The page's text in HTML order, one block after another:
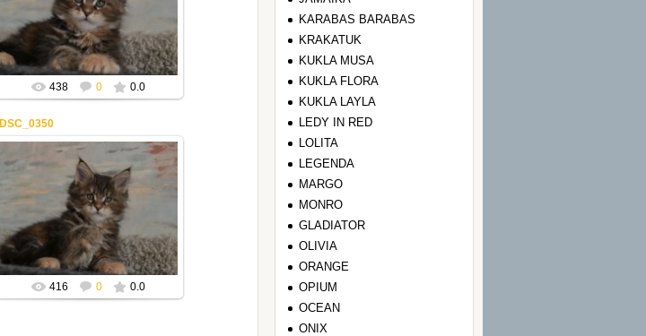
Mila2409
438 0 0.0
DSC_0350
22.02.2021
Mila2409
416 0 0.0
KARABAS BARABAS
KRAKATUK
KUKLA MUSA
KUKLA FLORA
KUKLA LAYLA
LEDY IN RED
LOLITA
LEGENDA
MARGO
MONRO
GLADIATOR
OLIVIA
ORANGE
OPIUM
OCEAN
ONIX